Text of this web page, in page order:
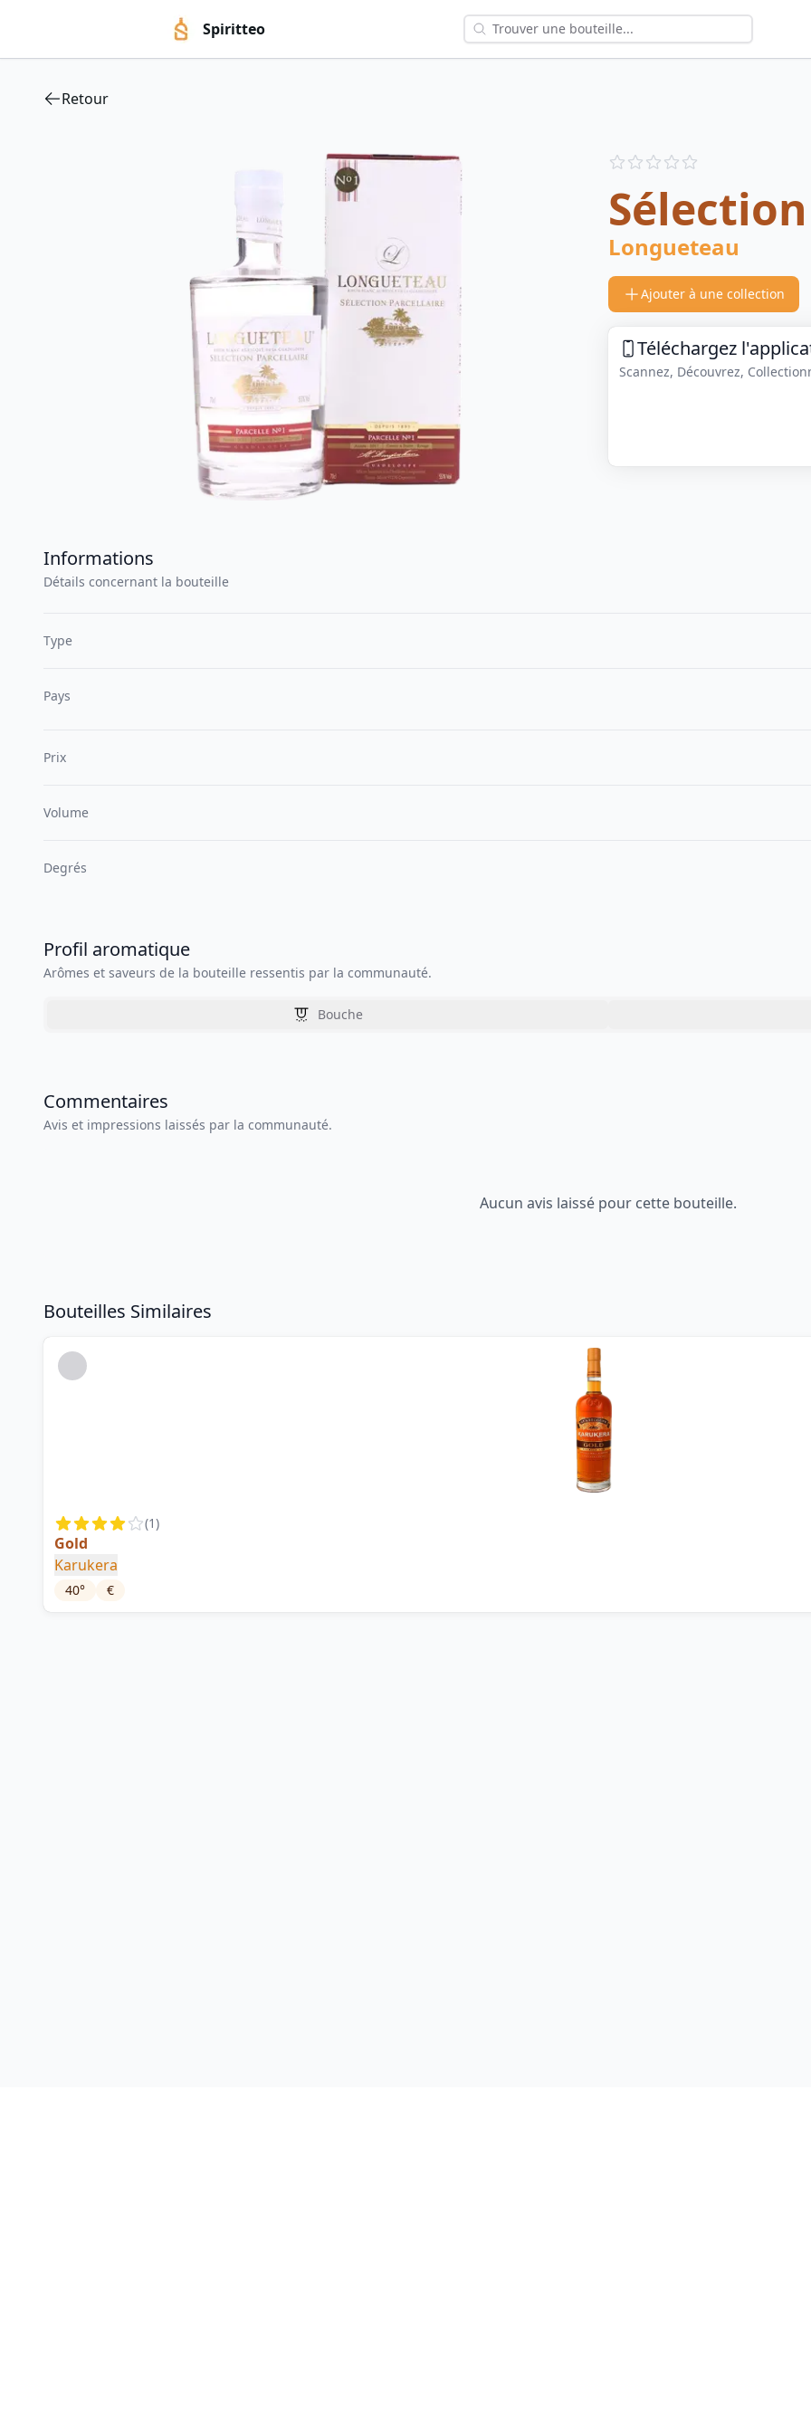
Spiritteo
Retour
Reviews
Longueteau
Ajouter à une collection
Téléchargez
Scannez, Découvrez,
Informations
Détails concernant la bouteille
Type
Pays
Prix
Volume
Degrés
Profil aromatique
Arômes et saveurs de la bouteille ressentis par la communauté.
Bouche
Commentaires
Avis et impressions laissés par la communauté.
Aucun avis laissé pour cette bouteille.
Bouteilles Similaires
(1)
Gold
Karukera
40° €